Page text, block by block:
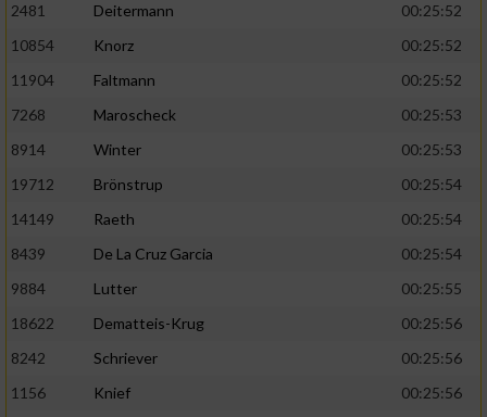
2481
Deitermann
00:25:52
10854
Knorz
00:25:52
11904
Faltmann
00:25:52
7268
Maroscheck
00:25:53
8914
Winter
00:25:53
19712
Brönstrup
00:25:54
14149
Raeth
00:25:54
8439
De La Cruz Garcia
00:25:54
9884
Lutter
00:25:55
18622
Dematteis-Krug
00:25:56
8242
Schriever
00:25:56
1156
Knief
00:25:56
Werbung
personalisierter Werbung
von Inhalten
personalisierter Inhalte
Analyse von Zielgruppen durch Statistiken